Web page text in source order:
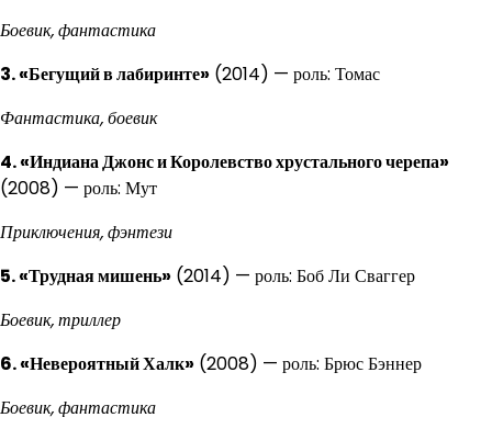
Боевик, фантастика
3. «Бегущий в лабиринте» (2014) — роль: Томас
Фантастика, боевик
4. «Индиана Джонс и Королевство хрустального черепа»
(2008) — роль: Мут
Приключения, фэнтези
5. «Трудная мишень» (2014) — роль: Боб Ли Сваггер
Боевик, триллер
6. «Невероятный Халк» (2008) — роль: Брюс Бэннер
Боевик, фантастика